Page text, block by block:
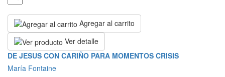
Agregar al carrito
Ver detalle
DE JESUS CON CARIÑO PARA MOMENTOS CRISIS
María Fontaine